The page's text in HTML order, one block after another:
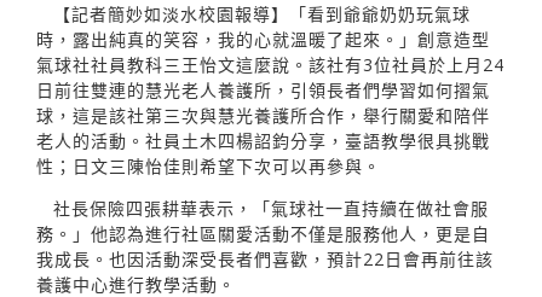
【記者簡妙如淡水校園報導】「看到爺爺奶奶玩氣球
時，露出純真的笑容，我的心就溫暖了起來。」創意造型
氣球社社員教科三王怡文這麼說。該社有3位社員於上月24
日前往雙連的慧光老人養護所，引領長者們學習如何摺氣
球，這是該社第三次與慧光養護所合作，舉行關愛和陪伴
老人的活動。社員土木四楊詔鈞分享，臺語教學很具挑戰
性；日文三陳怡佳則希望下次可以再參與。
社長保險四張耕華表示，「氣球社一直持續在做社會服
務。」他認為進行社區關愛活動不僅是服務他人，更是自
我成長。也因活動深受長者們喜歡，預計22日會再前往該
養護中心進行教學活動。